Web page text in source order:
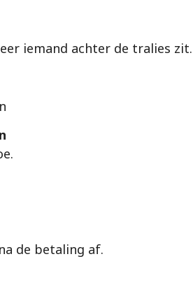
iemand achter de tralies zit.
de betaling af.